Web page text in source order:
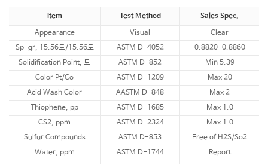
Item Test Method
Sales Spec.
Appearance
Visual
Clear
Sp-gr, 15.56도/15.56도
ASTM D-4052
0.8820-0.8860
Solidification Point, 도
ASTM D-852
Min 5.39
Color Pt/Co
ASTM D-1209
Max 20
Acid Wash Color
AASTM D-848
Max 2
Thiophene, pp
ASTM D-1685
Max 1.0
CS2, ppm
ASTM D-2324
Max 1.0
Sulfur Compounds
ASTM D-853
Free of H2S/So2
Water, ppm
ASTM D-1744
Report